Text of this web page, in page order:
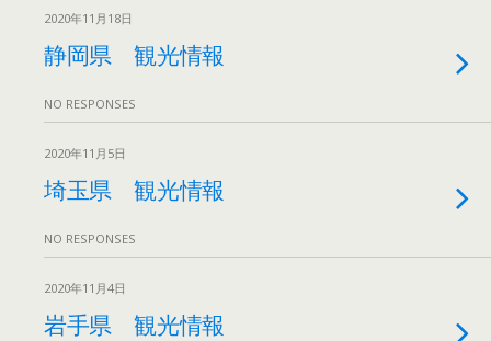
2020年11月18日
静岡県 観光情報
NO RESPONSES
2020年11月5日
埼玉県 観光情報
NO RESPONSES
2020年11月4日
岩手県 観光情報